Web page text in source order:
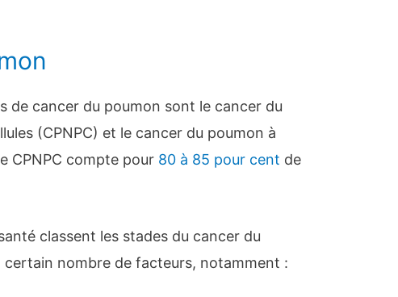
de cancer du poumon sont le cancer du
(CPNPC) et le cancer du poumon à
CPNPC compte pour 80 à 85 pour cent de
classent les stades du cancer du
certain nombre de facteurs, notamment :